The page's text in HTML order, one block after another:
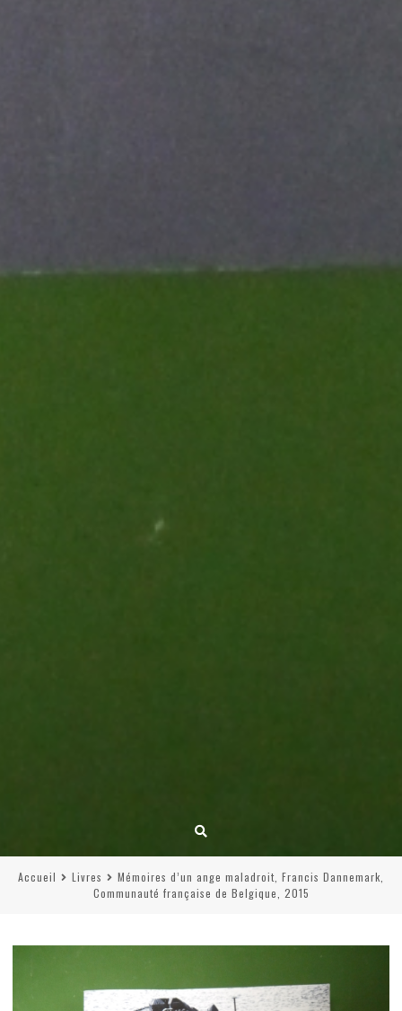
Accueil Livres
Mémoires d’un ange maladroit, Francis Dannemark,
Communauté française de Belgique, 2015